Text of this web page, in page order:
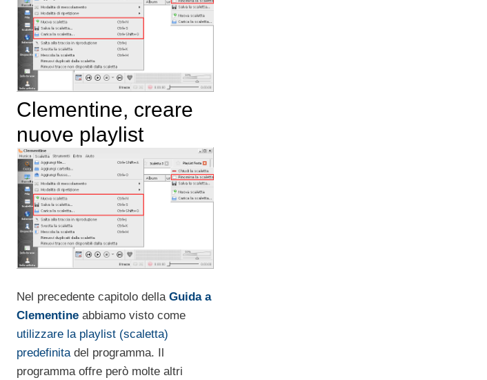
Clementine, creare
nuove playlist
Nel precedente capitolo della Guida a
Clementineabbiamo visto come
utilizzare la playlist (scaletta)
predefinitadel programma. Il
programma offre però molte altri